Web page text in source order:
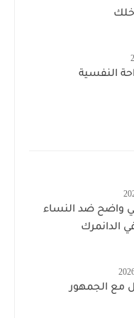
النفسية
واضح ضد النساء
الدانمرك
مع الجمهور